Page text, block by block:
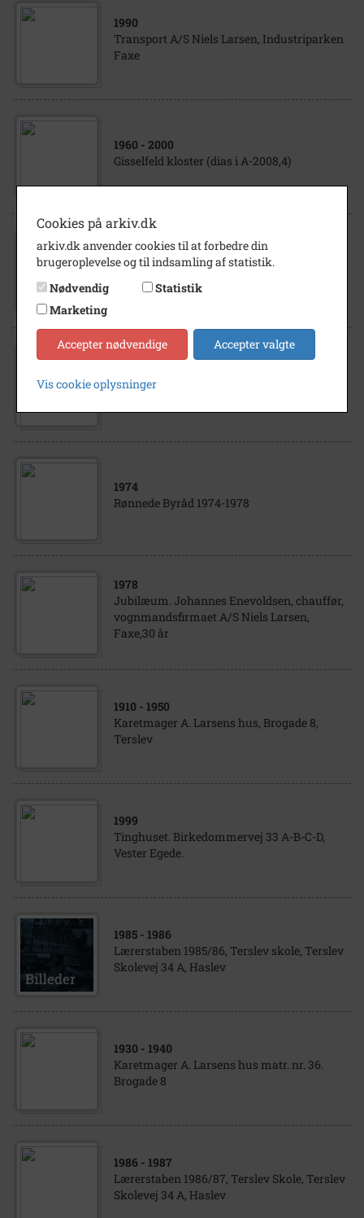
1990
Transport A/S Niels Larsen, Industriparken
Faxe
1960 - 2000
Gisselfeld kloster (dias i A-2008,4)
1961
Fru Kragh Jørgensen, Ringstedvej 56 A,
Haslev
1960- 2000
Sivdamhuset, Villa Gallinavej 1. (dias i A-
1974
Rønnede Byråd 1974-1978
1978
Jubilæum. Johannes Enevoldsen, chauffør,
vognmandsfirmaet A/S Niels Larsen,
Faxe,30 år
1910 - 1950
Karetmager A. Larsens hus, Brogade 8,
Terslev
1999
Tinghuset. Birkedommervej 33 A-B-C-D,
Vester Egede.
1985 - 1986
Lærerstaben 1985/86, Terslev skole, Terslev
Skolevej 34 A, Haslev
1930 - 1940
Karetmager A. Larsens hus matr. nr. 36.
Brogade 8
1986 - 1987
Lærerstaben 1986/87, Terslev Skole, Terslev
Skolevej 34 A, Haslev
Cookies på arkiv.dk
arkiv.dk anvender cookies til at forbedre din
brugeroplevelse og til indsamling af statistik.
Nødvendig
Statistik
Marketing
Accepter nødvendige Accepter valgte
Vis cookie oplysninger